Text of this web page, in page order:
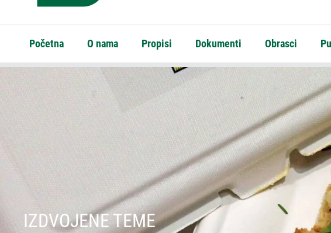
Početna O nama Propisi Dokumenti Obrasci
IZDVOJENE TEME